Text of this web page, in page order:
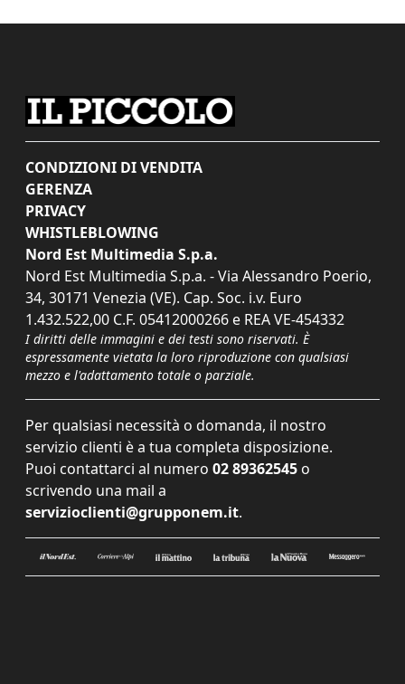
CONDIZIONI DI VENDITA
GERENZA
PRIVACY
WHISTLEBLOWING
Nord Est Multimedia S.p.a.
Nord Est Multimedia S.p.a. - Via Alessandro Poerio,
34, 30171 Venezia (VE). Cap. Soc. i.v. Euro
1.432.522,00 C.F. 05412000266 e REA VE-454332
I diritti delle immagini e dei testi sono riservati. È
espressamente vietata la loro riproduzione con qualsiasi
mezzo e l'adattamento totale o parziale.
Per qualsiasi necessità o domanda, il nostro
servizio clienti è a tua completa disposizione.
Puoi contattarci al numero 02 89362545 o
scrivendo una mail a
servizioclienti@grupponem.it.